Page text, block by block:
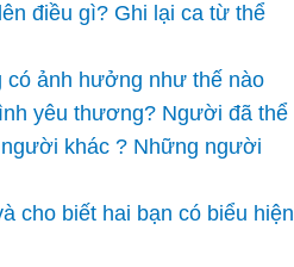
điều gì? Ghi lại ca từ thể
ảnh hưởng như thế nào
yêu thương? Người đã thể
khác ? Những người
cho biết hai bạn có biểu hiện